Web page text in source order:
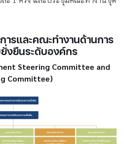
ารและคณะทำงานด้านการ
งยืนระดับองค์กร
Steering Committee and
Committee)